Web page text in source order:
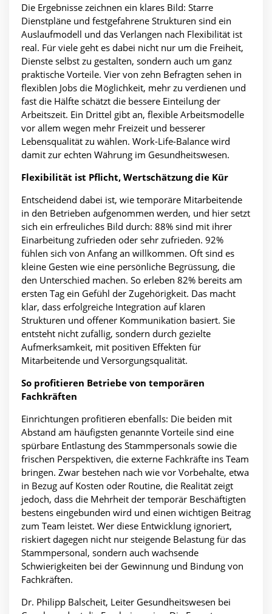
Die Ergebnisse zeichnen ein klares Bild: Starre
Dienstpläne und festgefahrene Strukturen sind ein
Auslaufmodell und das Verlangen nach Flexibilität ist
real. Für viele geht es dabei nicht nur um die Freiheit,
Dienste selbst zu gestalten, sondern auch um ganz
praktische Vorteile. Vier von zehn Befragten sehen in
flexiblen Jobs die Möglichkeit, mehr zu verdienen und
fast die Hälfte schätzt die bessere Einteilung der
Arbeitszeit. Ein Drittel gibt an, flexible Arbeitsmodelle
vor allem wegen mehr Freizeit und besserer
Lebensqualität zu wählen. Work-Life-Balance wird
damit zur echten Währung im Gesundheitswesen.
Flexibilität ist Pflicht, Wertschätzung die Kür
Entscheidend dabei ist, wie temporäre Mitarbeitende
in den Betrieben aufgenommen werden, und hier setzt
sich ein erfreuliches Bild durch: 88% sind mit ihrer
Einarbeitung zufrieden oder sehr zufrieden. 92%
fühlen sich von Anfang an willkommen. Oft sind es
kleine Gesten wie eine persönliche Begrüssung, die
den Unterschied machen. So erleben 82% bereits am
ersten Tag ein Gefühl der Zugehörigkeit. Das macht
klar, dass erfolgreiche Integration auf klaren
Strukturen und offener Kommunikation basiert. Sie
entsteht nicht zufällig, sondern durch gezielte
Aufmerksamkeit, mit positiven Effekten für
Mitarbeitende und Versorgungsqualität.
So profitieren Betriebe von temporären
Fachkräften
Einrichtungen profitieren ebenfalls: Die beiden mit
Abstand am häufigsten genannte Vorteile sind eine
spürbare Entlastung des Stammpersonals sowie die
frischen Perspektiven, die externe Fachkräfte ins Team
bringen. Zwar bestehen nach wie vor Vorbehalte, etwa
in Bezug auf Kosten oder Routine, die Realität zeigt
jedoch, dass die Mehrheit der temporär Beschäftigten
bestens eingebunden wird und einen wichtigen Beitrag
zum Team leistet. Wer diese Entwicklung ignoriert,
riskiert dagegen nicht nur steigende Belastung für das
Stammpersonal, sondern auch wachsende
Schwierigkeiten bei der Gewinnung und Bindung von
Fachkräften.
Dr. Philipp Balscheit, Leiter Gesundheitswesen bei